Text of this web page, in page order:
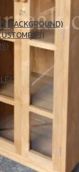
BACKGROUND)